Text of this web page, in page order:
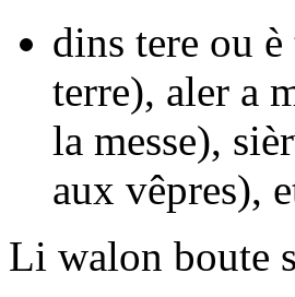
dins tere ou è
terre), aler a
la messe),
aux vêpres),
Li walon boute